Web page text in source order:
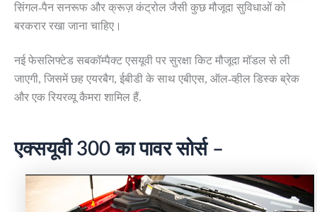
सिंगल-पैन सनरूफ और क्रूज़ कंट्रोल जैसी कुछ मौजूदा सुविधाओं को
बरकरार रखा जाना चाहिए।
नई फेसलिफ्टेड सबकॉम्पैक्ट एसयूवी पर सुरक्षा किट मौजूदा मॉडल से ली
जाएगी, जिसमें छह एयरबैग, ईबीडी के साथ एबीएस, ऑल-व्हील डिस्क ब्रेक
और एक रियरव्यू कैमरा शामिल हैं.
एक्सयूवी 300 का पावर सोर्स –